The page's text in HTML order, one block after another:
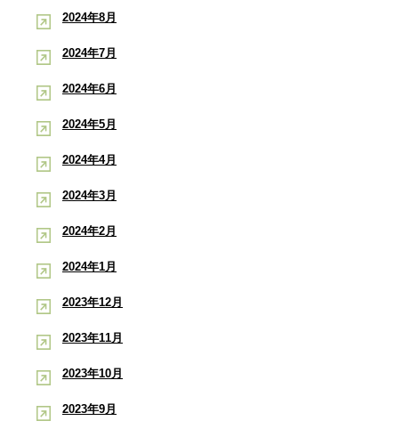
2024年8月
2024年7月
2024年6月
2024年5月
2024年4月
2024年3月
2024年2月
2024年1月
2023年12月
2023年11月
2023年10月
2023年9月